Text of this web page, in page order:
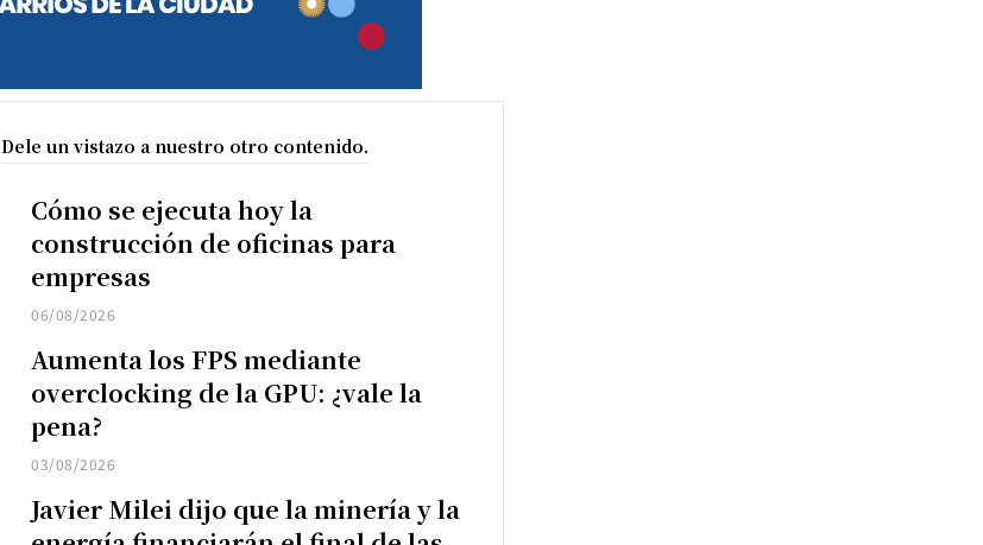
Dele un vistazo a nuestro otro contenido.
Cómo se ejecuta hoy la
construcción de oficinas para
empresas
06/08/2026
Aumenta los FPS mediante
overclocking de la GPU: ¿vale la
pena?
03/08/2026
Javier Milei dijo que la minería y la